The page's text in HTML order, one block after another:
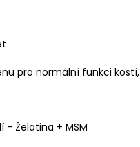
pro normální funkci kostí,
- Želatina + MSM